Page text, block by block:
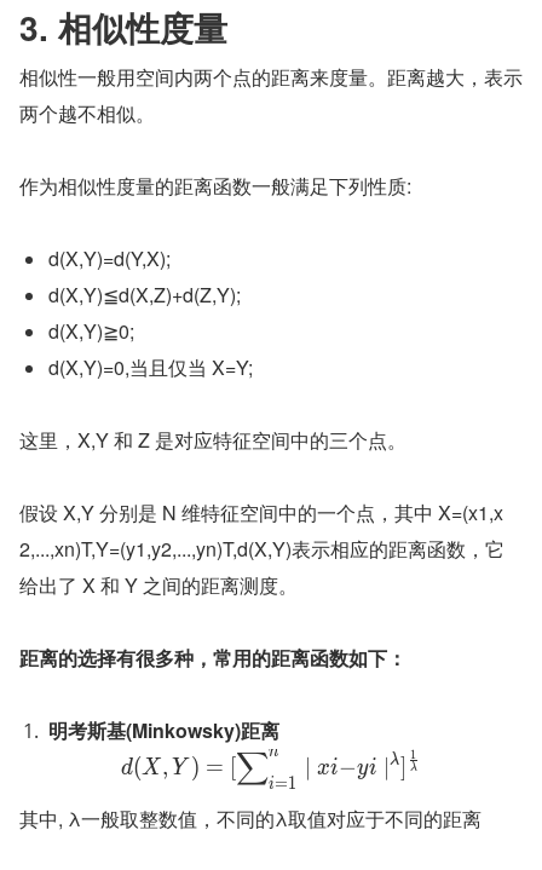
3. 相似性度量
相似性一般用空间内两个点的距离来度量。距离越大，表示
两个越不相似。
作为相似性度量的距离函数一般满足下列性质:
d(X,Y)=d(Y,X);
d(X,Y)≦d(X,Z)+d(Z,Y);
d(X,Y)≧0;
d(X,Y)=0,当且仅当 X=Y;
这里，X,Y 和 Z 是对应特征空间中的三个点。
假设 X,Y 分别是 N 维特征空间中的一个点，其中 X=(x1,x
2,...,xn)T,Y=(y1,y2,...,yn)T,d(X,Y)表示相应的距离函数，它
给出了 X 和 Y 之间的距离测度。
距离的选择有很多种，常用的距离函数如下：
明考斯基(Minkowsky)距离
d(X , Y ) = ∑i=1
n
xi−yi ∣λ λ
1
其中, λ一般取整数值，不同的λ取值对应于不同的距离